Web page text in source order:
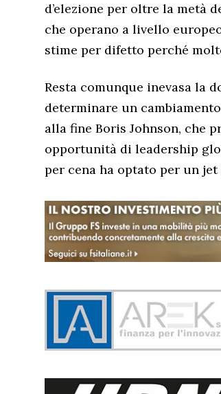
d’elezione per oltre la metà
che operano a livello
stime per difetto perché
Resta comunque inevasa la
determinare un
alla fine Boris Johnson, che
opportunità di leadership
per cena ha optato per un